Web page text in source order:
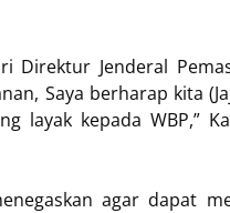
Jenderal
Saya berharap kita
layak kepada WBP,”
agar dapat